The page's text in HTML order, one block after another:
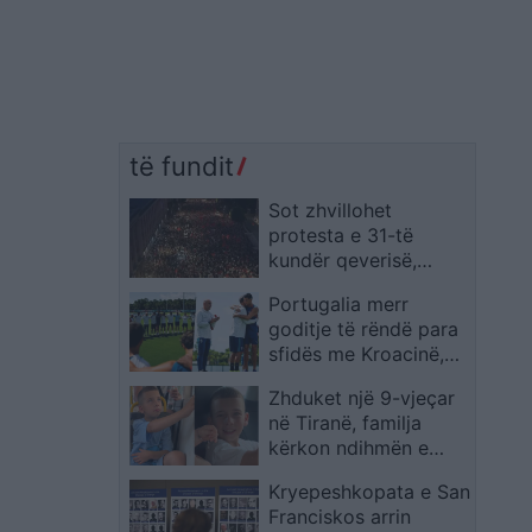
të fundit
Sot zhvillohet
protesta e 31-të
kundër qeverisë,
largimin e
panegociueshëm të
Edi Ramës
Portugalia merr
goditje të rëndë para
sfidës me Kroacinë,
largohet pas vdekjes
së babait
Zhduket një 9-vjeçar
në Tiranë, familja
kërkon ndihmën e
gjetur
Kryepeshkopata e San
Franciskos arrin